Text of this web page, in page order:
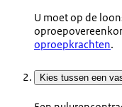
U moet op de
oproepkrachten.
Kies tussen een